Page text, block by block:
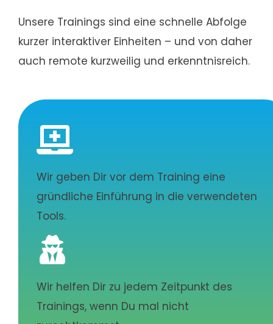
Unsere Trainings sind eine schnelle Abfolge
kurzer interaktiver Einheiten – und von daher
auch remote kurzweilig und erkenntnisreich.

Wir geben Dir vor dem Training eine
gründliche Einführung in die verwendeten
Tools.

Wir helfen Dir zu jedem Zeitpunkt des
Trainings, wenn Du mal nicht